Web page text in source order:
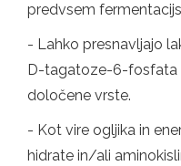
predvsem
- Lahko presnavljajo
D-tagatoze-6-fosfata
določene vrste.
- Kot vire ogljika in
hidrate in/ali